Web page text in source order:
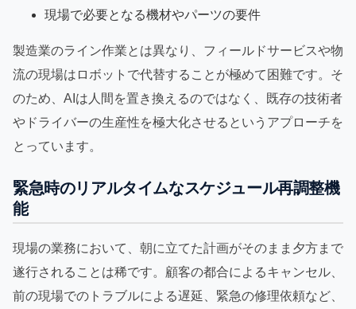
現場で必要となる機材やパーツの要件
製造業のライン作業とは異なり、フィールドサービスや物
流の現場はロボットで代替することが極めて困難です。そ
のため、AIは人間を置き換えるのではなく、既存の技術者
やドライバーの生産性を極大化させるというアプローチを
とっています。
緊急時のリアルタイムなスケジュール再調整機
能
現場の業務において、朝に立てた計画がそのまま夕方まで
遂行されることは稀です。顧客の都合によるキャンセル、
前の現場でのトラブルによる遅延、緊急の修理依頼など、